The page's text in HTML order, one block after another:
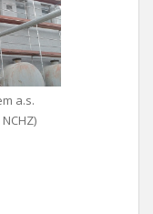
a.s.